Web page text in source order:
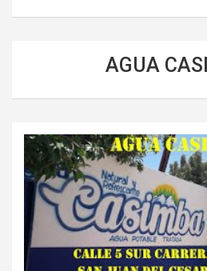
AGUA